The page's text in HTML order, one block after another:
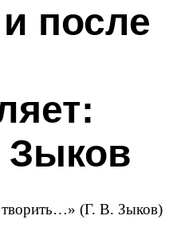
после
Зыков
творить…» (Г. В. Зыков)